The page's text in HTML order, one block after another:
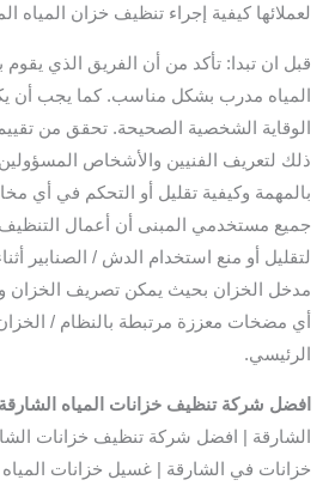
لعملائها كيفية إجراء تنظيف خزان المياه
قبل ان تبدا: تأكد من أن الفريق الذي
المياه مدرب بشكل مناسب. كما يجب أن
الوقاية الشخصية الصحيحة. تحقق من
ذلك لتعريف الفنيين والأشخاص
بالمهمة وكيفية تقليل أو التحكم في أي
جميع مستخدمي المبنى أن أعمال
لتقليل أو منع استخدام الدش / الصنابير
مدخل الخزان بحيث يمكن تصريف
أي مضخات معززة مرتبطة بالنظام /
الرئيسي.
افضل شركة تنظيف خزانات المياه الشارقة
الشارقة | افضل شركة تنظيف خزانات
خزانات في الشارقة | غسيل خزانات المياه